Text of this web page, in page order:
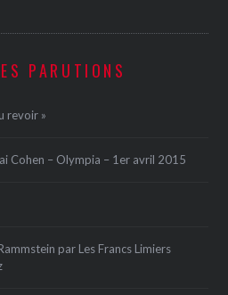
PARUTIONS
revoir »
Cohen – Olympia – 1er avril 2015
par Les Francs Limiers